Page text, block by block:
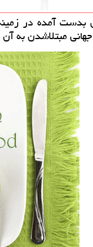
آمده در
مبتلاشدن به